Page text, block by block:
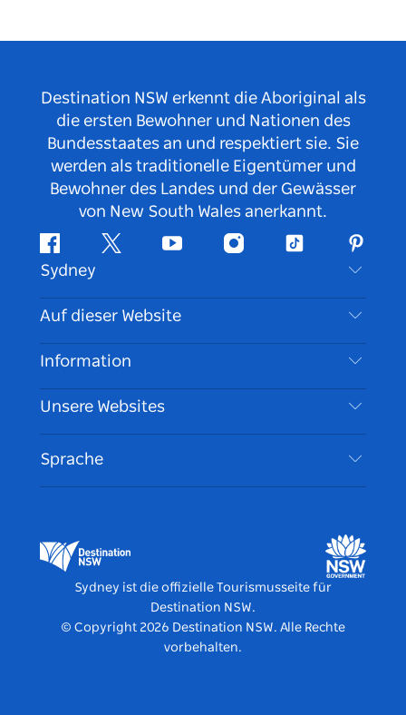
Destination NSW erkennt die Aboriginal als
die ersten Bewohner und Nationen des
Bundesstaates an und respektiert sie. Sie
werden als traditionelle Eigentümer und
Bewohner des Landes und der Gewässer
von New South Wales anerkannt.
FacebookTwitter YouTubeInstagramTikTok
Sydney
Kontaktieren Sie uns
Haftungsausschluss
Cookie Notice
Auf dieser Website
Reiseziele
Aktivitäten
Veranstaltungen
Unterkunft
Information
Reiseinformationen
Barrierefreies Sydney
Tragen Sie Ihr Unternehmen ein
Unsere Websites
Destination NSW Medienzentrum
Vivid Sydney
Sprache
Sydney ist die offizielle Tourismusseite für
Destination NSW.
© Copyright 2026 Destination NSW. Alle Rechte
vorbehalten.